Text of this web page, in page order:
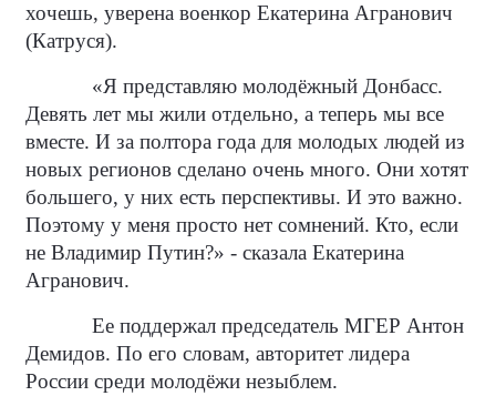
хочешь, уверена военкор Екатерина Агранович
(Катруся).
«Я представляю молодёжный Донбасс.
Девять лет мы жили отдельно, а теперь мы все
вместе. И за полтора года для молодых людей из
новых регионов сделано очень много. Они хотят
большего, у них есть перспективы. И это важно.
Поэтому у меня просто нет сомнений. Кто, если
не Владимир Путин?» - сказала Екатерина
Агранович.
Ее поддержал председатель МГЕР Антон
Демидов. По его словам, авторитет лидера
России среди молодёжи незыблем.